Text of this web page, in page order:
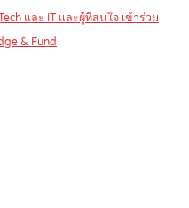
และ IT และผู้ที่สนใจ เข้าร่วม
& Fund